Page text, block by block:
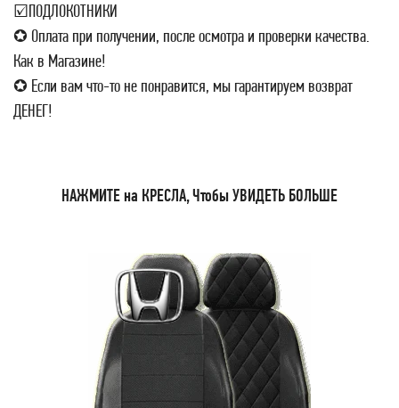
☑ПОДЛОКОТНИКИ
✪ Оплата при получении, после осмотра и проверки качества.
Как в Магазине!
✪ Если вам что-то не понравится, мы гарантируем возврат
ДЕНЕГ!
НАЖМИТЕ на КРЕСЛА, Чтобы УВИДЕТЬ БОЛЬШЕ